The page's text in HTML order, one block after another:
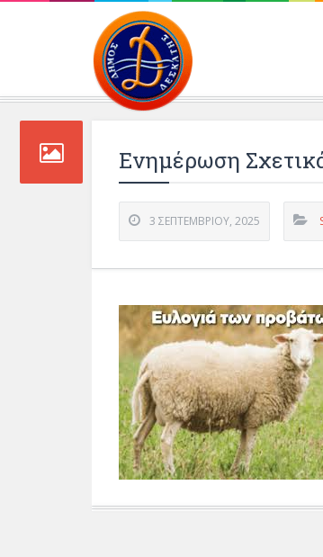
Ενημέρωση
3 ΣΕΠΤΕΜΒΡΊΟΥ, 2025